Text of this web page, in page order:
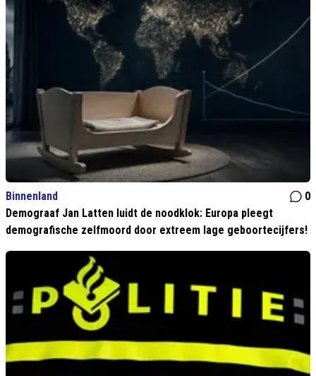
Binnenland
0
Demograaf Jan Latten luidt de noodklok: Europa pleegt
demografische zelfmoord door extreem lage geboortecijfers!